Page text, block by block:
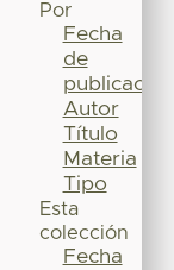
Por
Fecha
de
publicación
Autor
Título
Materia
Tipo
Esta
colección
Fecha